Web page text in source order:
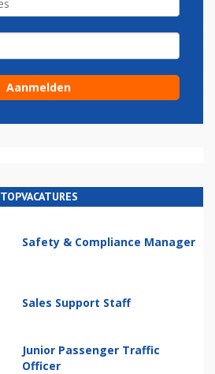
TOPVACATURES
Safety & Compliance Manager
Sales Support Staff
Junior Passenger Traffic
Officer